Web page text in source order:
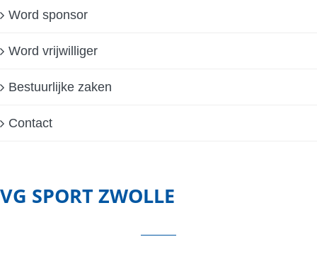
Word sponsor
Word vrijwilliger
Bestuurlijke zaken
Contact
VG SPORT ZWOLLE